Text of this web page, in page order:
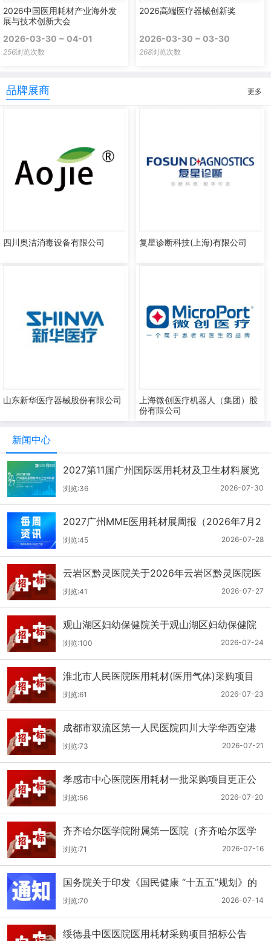
2026中国医用耗材产业海外发
展与技术创新大会
2026-03-30 ~ 04-01
256浏览次数
2026高端医疗器械创新奖
2026-03-30 ~ 03-30
268浏览次数
品牌展商 更多
四川奥洁消毒设备有限公司 复星诊断科技(上海)有限公司
山东新华医疗器械股份有限公司
上海微创医疗机器人（集团）股
份有限公司
新闻中心
2027第11届广州国际医用耗材及卫生材料展览
会（2026.7.21-7.27周报）
2026-07-30
浏览:36
2027广州MME医用耗材展周报（2026年7月2
1-27日）
2026-07-28
浏览:45
云岩区黔灵医院关于2026年云岩区黔灵医院医
用耗材采购项目（品目三）三次招标的公开招
标公告
2026-07-27
浏览:41
观山湖区妇幼保健院关于观山湖区妇幼保健院
医用耗材采购项目的公开招标公告
2026-07-24
浏览:100
淮北市人民医院医用耗材(医用气体)采购项目
（二次）招标公告
2026-07-23
浏览:61
成都市双流区第一人民医院四川大学华西空港
医院2026年第二批医用耗材采购项目招标公告
2026-07-21
浏览:73
孝感市中心医院医用耗材一批采购项目更正公
告
2026-07-20
浏览:56
齐齐哈尔医学院附属第一医院（齐齐哈尔医学
院第一临床医学院）口腔科医用耗材招标公告
2026-07-16
浏览:71
国务院关于印发《国民健康 “十五五”规划》的
通知
2026-07-14
浏览:70
绥德县中医医院医用耗材采购项目招标公告